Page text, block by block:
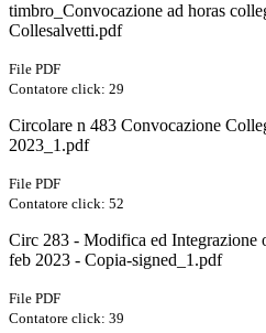
timbro_Convocazione ad horas
Collesalvetti.pdf
File PDF
Contatore click: 29
Circolare n 483 Convocazione
2023_1.pdf
File PDF
Contatore click: 52
Circ 283 - Modifica ed Integrazione
feb 2023 - Copia-signed_1.pdf
File PDF
Contatore click: 39